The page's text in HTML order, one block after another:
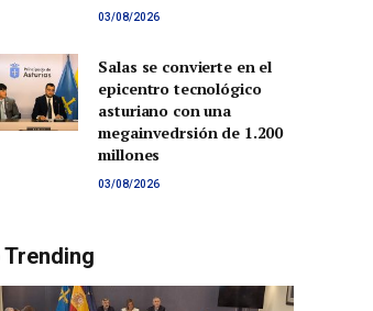
03/08/2026
Salas se convierte en el
epicentro tecnológico
asturiano con una
megainvedrsión de 1.200
millones
03/08/2026
Trending